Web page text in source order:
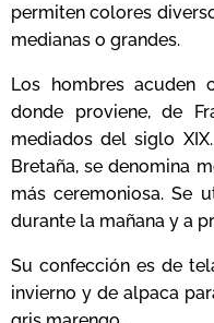
permiten colores
medianas o grandes.
Los hombres acuden
donde proviene, de
mediados del siglo
Bretaña, se denomina
más ceremoniosa. Se
durante la mañana y a
Su confección es de
invierno y de alpaca